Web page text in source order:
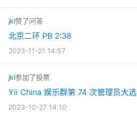
jkl赞了问答
北京二环 PB 2:38
2023-11-21 14:57
jkl参加了投票
Yii China 娱乐群第 74 次管理员大选
2023-10-27 14:10